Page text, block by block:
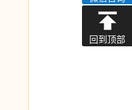
回到顶部